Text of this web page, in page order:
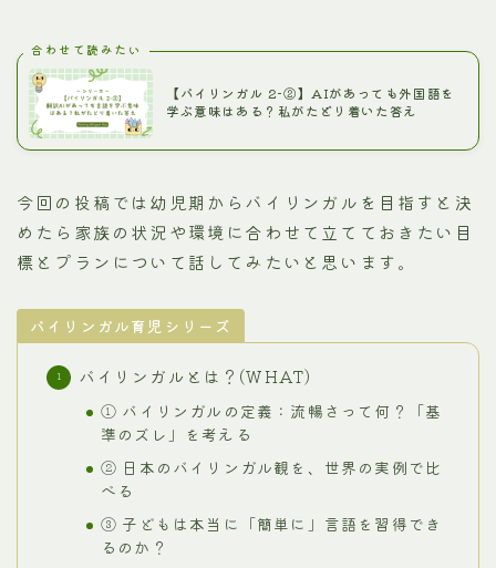
合わせて読みたい
【バイリンガル 2-②】AIがあっても外国語を
学ぶ意味はある？私がたどり着いた答え
今回の投稿では幼児期からバイリンガルを目指すと決
めたら家族の状況や環境に合わせて立てておきたい目
標とプランについて話してみたいと思います。
バイリンガル育児シリーズ
バイリンガルとは？(WHAT)
① バイリンガルの定義：流暢さって何？「基
準のズレ」を考える
② 日本のバイリンガル観を、世界の実例で比
べる
③ 子どもは本当に「簡単に」言語を習得でき
るのか？